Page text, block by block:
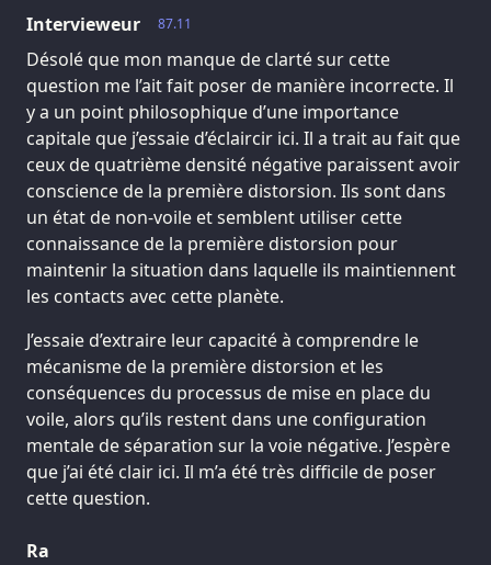
87.11
Intervieweur
Désolé que mon manque de clarté sur cette
question me l’ait fait poser de manière incorrecte. Il
y a un point philosophique d’une importance
capitale que j’essaie d’éclaircir ici. Il a trait au fait que
ceux de quatrième densité négative paraissent avoir
conscience de la première distorsion. Ils sont dans
un état de non-voile et semblent utiliser cette
connaissance de la première distorsion pour
maintenir la situation dans laquelle ils maintiennent
les contacts avec cette planète.
J’essaie d’extraire leur capacité à comprendre le
mécanisme de la première distorsion et les
conséquences du processus de mise en place du
voile, alors qu’ils restent dans une configuration
mentale de séparation sur la voie négative. J’espère
que j’ai été clair ici. Il m’a été très difficile de poser
cette question.
Ra